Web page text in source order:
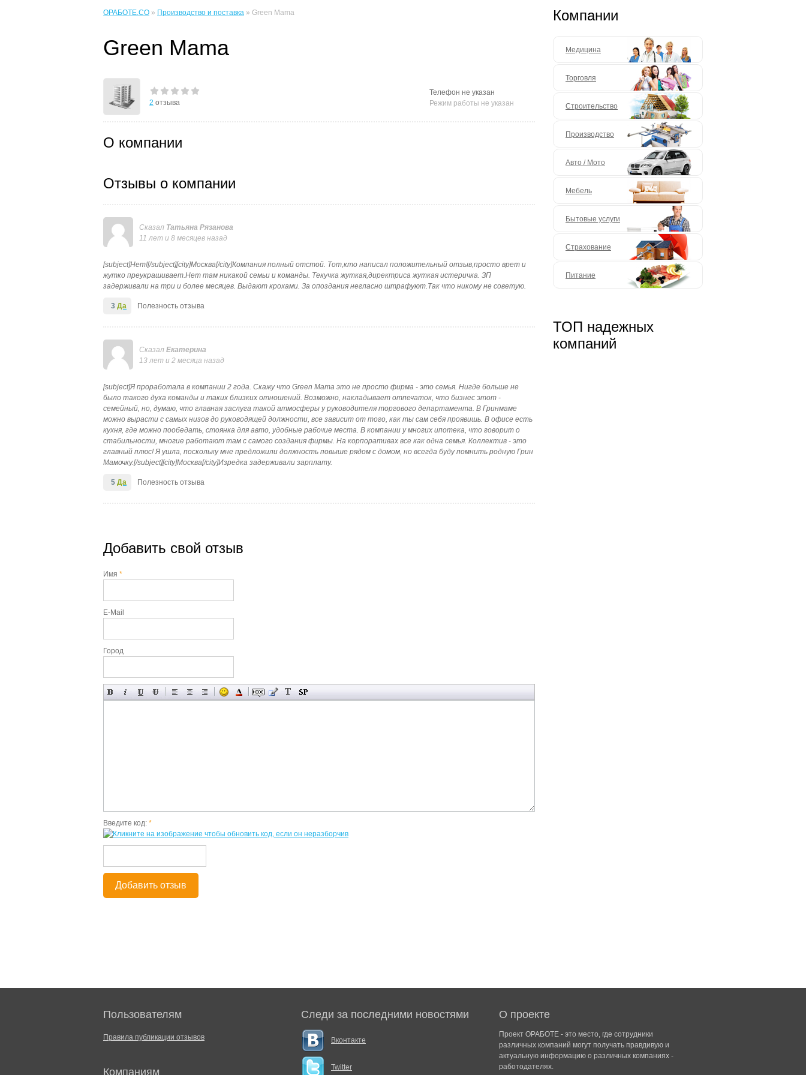
ОРАБОТЕ.CO » Производство и поставка » Green Mama
Green Mama
2 отзыва
Телефон не указан
Режим работы не указан
О компании
Отзывы о компании
Сказал Татьяна Рязанова
11 лет и 8 месяцев назад
[subject]Нет![/subject][city]Москва[/city]Компания полный отстой. Тот,кто написал положительный отзыв,просто врет и
жутко преукрашивает.Нет там никакой семьи и команды. Текучка жуткая,директриса жуткая истеричка. ЗП
задерживали на три и более месяцев. Выдают крохами. За опоздания негласно штрафуют.Так что никому не советую.
Полезность отзыва
3 Да
Сказал Екатерина
13 лет и 2 месяца назад
[subject]Я проработала в компании 2 года. Скажу что Green Mama это не просто фирма - это семья. Нигде больше не
было такого духа команды и таких близких отношений. Возможно, накладывает отпечаток, что бизнес этот -
семейный, но, думаю, что главная заслуга такой атмосферы у руководителя торгового департамента. В Гринмаме
можно вырасти с самых низов до руководящей должности, все зависит от того, как ты сам себя проявишь. В офисе есть
кухня, где можно пообедать, стоянка для авто, удобные рабочие места. В компании у многих ипотека, что говорит о
стабильности, многие работают там с самого создания фирмы. На корпоративах все как одна семья. Коллектив - это
главный плюс! Я ушла, поскольку мне предложили должность повыше рядом с домом, но всегда буду помнить родную Грин
Мамочку.[/subject][city]Москва[/city]Изредка задерживали зарплату.
Полезность отзыва
5 Да
Добавить свой отзыв
Имя *
E-Mail
Город
Введите код: *
Добавить отзыв
Компании
Медицина
Торговля
Строительство
Производство
Авто / Мото
Мебель
Бытовые услуги
Страхование
Питание
ТОП надежных
компаний
Пользователям
Правила публикации отзывов
Компаниям
Следи за последними новостями
Вконтакте
Twitter
О проекте
Проект ОРАБОТЕ - это место, где сотрудники
различных компаний могут получать правдивую и
актуальную информацию о различных компаниях -
работодателях.